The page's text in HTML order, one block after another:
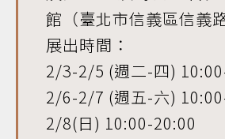
館（臺北市信義區信義
展出時間：
2/3-2/5 (週二-四)
2/6-2/7 (週五-六)
2/8(日) 10:00-20:00